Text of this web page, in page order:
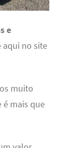
e
aqui no site
muito
é mais que